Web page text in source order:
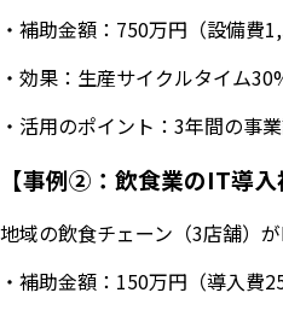
・補助金額：750万円（設備費
・効果：生産サイクルタイム
・活用のポイント：3年間の事
【事例②：飲食業のIT導入
地域の飲食チェーン（3店舗）
・補助金額：150万円（導入費